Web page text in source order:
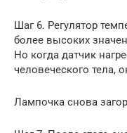
Шаг 6. Регулятор
более высоких
Но когда датчик
человеческого тела,
Лампочка снова